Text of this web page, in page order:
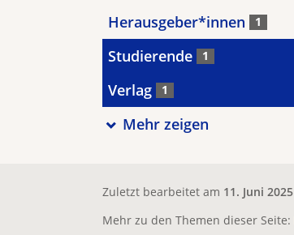
Herausgeber*innen 1
Studierende 1
Verlag 1
Mehr zeigen
Zuletzt bearbeitet am 11. Juni 2025
Mehr zu den Themen dieser Seite: